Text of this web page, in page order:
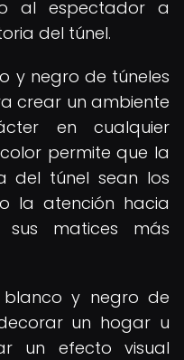
al espectador a
del túnel.
y negro de túneles
crear un ambiente
en cualquier
permite que la
del túnel sean los
la atención hacia
matices más
y negro de
un hogar u
un efecto visual